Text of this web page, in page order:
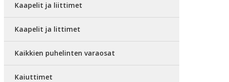
Kaapelit ja liittimet
Kaapelit ja littimet
Kaikkien puhelinten varaosat
Kaiuttimet